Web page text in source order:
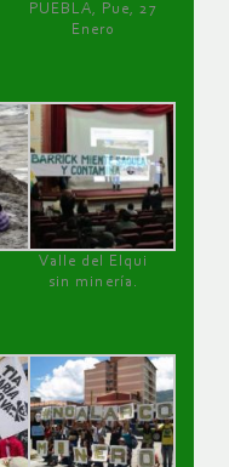
PUEBLA, Pue, 27
Enero
Valle del Elqui
sin minería.